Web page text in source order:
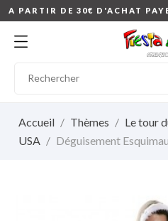
A PARTIR DE 30€ D'ACHAT
Accueil Thèmes Le tour
USA
Déguisement